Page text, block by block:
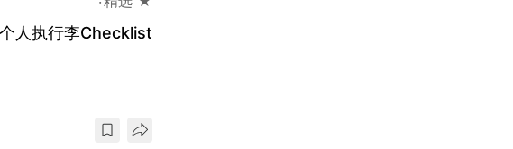
人执行李Checklist